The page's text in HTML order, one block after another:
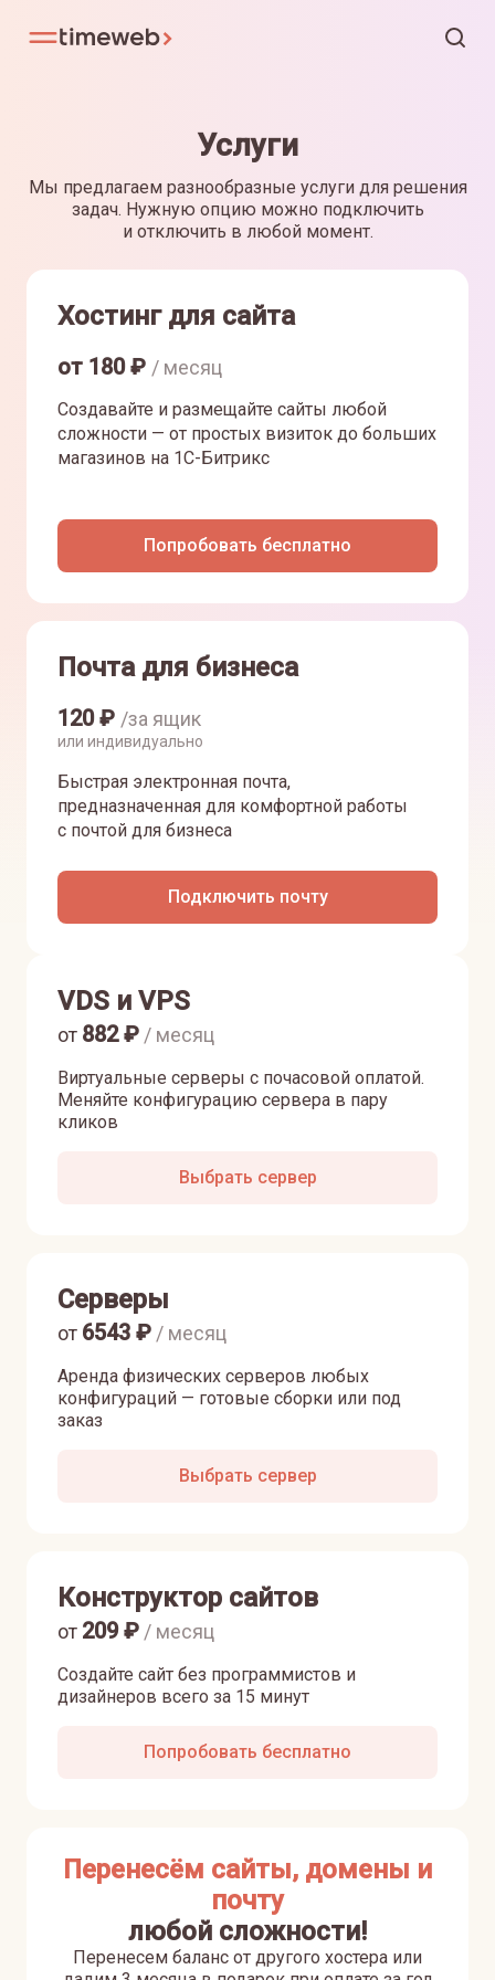
Услуги
Мы предлагаем разнообразные услуги для решения
задач. Нужную опцию можно подключить
и отключить в любой момент.
Хостинг для сайта
от 180₽ / месяц
Создавайте и размещайте сайты любой
сложности — от простых визиток до больших
магазинов на 1С-Битрикс
Попробовать бесплатно
Почта для бизнеса
120₽ /за ящик
или индивидуально
Быстрая электронная почта,
предназначенная для комфортной работы
с почтой для бизнеса
Подключить почту
VDS и VPS
Виртуальные серверы с почасовой оплатой.
Меняйте конфигурацию сервера в пару
кликов
от 882₽ / месяц
Выбрать сервер
Серверы
Аренда физических серверов любых
конфигураций — готовые сборки или под
заказ
от 6543 ₽ / месяц
Выбрать сервер
Конструктор сайтов
Создайте сайт без программистов и
дизайнеров всего за 15 минут
от 209₽ / месяц
Попробовать бесплатно
Перенесём сайты, домены и
почту
любой сложности!
Перенесем баланс от другого хостера или